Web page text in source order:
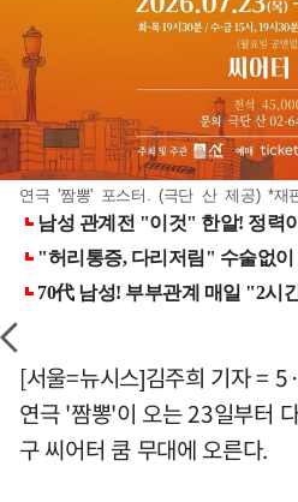
연극 '짬뽕' 포스터. (극단 산 제공) *재
[서울=뉴시스]김주희 기자 =
연극 '짬뽕'이 오는 23일부터
구 씨어터 쿰 무대에 오른다.